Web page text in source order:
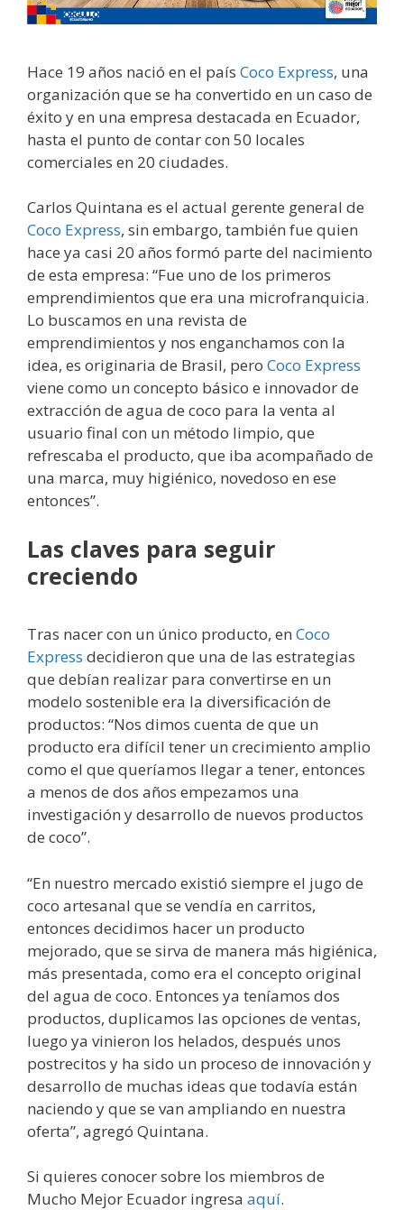
Hace 19 años nació en el país Coco Express, una
organización que se ha convertido en un caso de
éxito y en una empresa destacada en Ecuador,
hasta el punto de contar con 50 locales
comerciales en 20 ciudades.
Carlos Quintana es el actual gerente general de
Coco Express, sin embargo, también fue quien
hace ya casi 20 años formó parte del nacimiento
de esta empresa: “Fue uno de los primeros
emprendimientos que era una microfranquicia.
Lo buscamos en una revista de
emprendimientos y nos enganchamos con la
idea, es originaria de Brasil, pero Coco Express
viene como un concepto básico e innovador de
extracción de agua de coco para la venta al
usuario final con un método limpio, que
refrescaba el producto, que iba acompañado de
una marca, muy higiénico, novedoso en ese
entonces”.
Las claves para seguir
creciendo
Tras nacer con un único producto, en Coco
Express decidieron que una de las estrategias
que debían realizar para convertirse en un
modelo sostenible era la diversificación de
productos: “Nos dimos cuenta de que un
producto era difícil tener un crecimiento amplio
como el que queríamos llegar a tener, entonces
a menos de dos años empezamos una
investigación y desarrollo de nuevos productos
de coco”.
“En nuestro mercado existió siempre el jugo de
coco artesanal que se vendía en carritos,
entonces decidimos hacer un producto
mejorado, que se sirva de manera más higiénica,
más presentada, como era el concepto original
del agua de coco. Entonces ya teníamos dos
productos, duplicamos las opciones de ventas,
luego ya vinieron los helados, después unos
postrecitos y ha sido un proceso de innovación y
desarrollo de muchas ideas que todavía están
naciendo y que se van ampliando en nuestra
oferta”, agregó Quintana.
Si quieres conocer sobre los miembros de
Mucho Mejor Ecuador ingresa aquí.